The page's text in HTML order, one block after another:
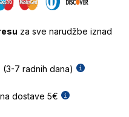
za sve narudžbe iznad
(3-7 radnih dana)
dostave 5€